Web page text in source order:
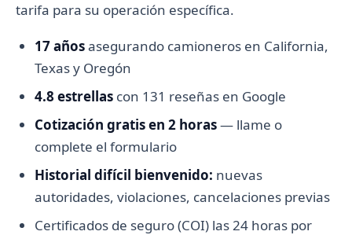
tarifa para su operación específica.
17 añosasegurando camioneros en California,
Texas y Oregón
4.8 estrellas con 131 reseñas en Google
Cotización gratis en 2 horas— llame o
complete el formulario
Historial difícil bienvenido: nuevas
autoridades, violaciones, cancelaciones previas
Certificados de seguro (COI) las 24 horas por